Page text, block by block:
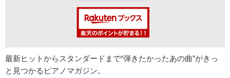
最新ヒットからスタンダードまで“弾きたかったあの曲”がきっ
と見つかるピアノマガジン。